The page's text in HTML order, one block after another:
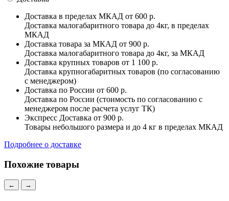
Доставка в пределах МКАД от 600 р.
Доставка малогабаритного товара до 4кг, в пределах
МКАД
Доставка товара за МКАД от 900 р.
Доставка малогабаритного товара до 4кг, за МКАД
Доставка крупных товаров от 1 100 р.
Доставка крупногабаритных товаров (по согласованию
с менеджером)
Доставка по России от 600 р.
Доставка по России (стоимость по согласованию с
менеджером после расчета услуг ТК)
Экспресс Доставка от 900 р.
Товары небольшого размера и до 4 кг в пределах МКАД
Подробнее о доставке
Похожие товары
← →